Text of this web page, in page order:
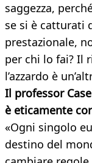
saggezza,
se si è catturati
prestazionale,
per chi lo fai? Il
l’azzardo è
Il professor
è eticamente
«Ogni singolo
destino del